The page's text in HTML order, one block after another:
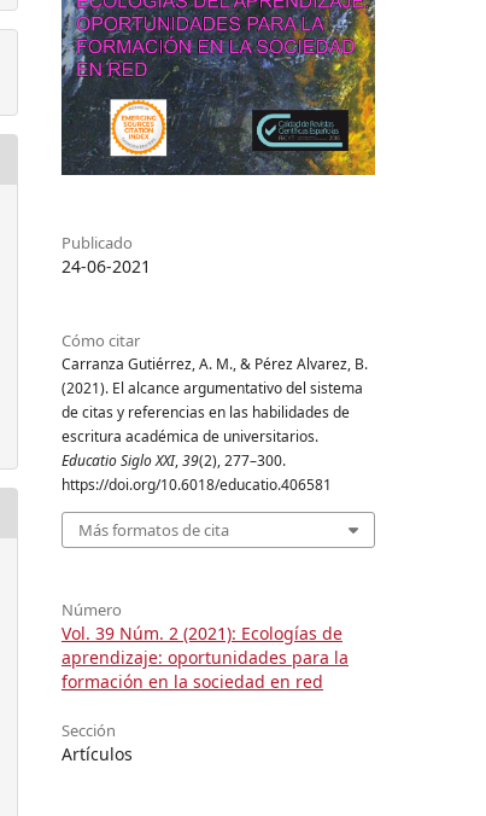
Publicado
24-06-2021
Cómo citar
Carranza Gutiérrez, A. M., & Pérez Alvarez, B.
(2021). El alcance argumentativo del sistema
de citas y referencias en las habilidades de
escritura académica de universitarios.
Educatio Siglo XXI,39(2), 277–300.
https://doi.org/10.6018/educatio.406581
Más formatos de cita
Número
Vol. 39 Núm. 2 (2021): Ecologías de
aprendizaje: oportunidades para la
formación en la sociedad en red
Sección
Artículos